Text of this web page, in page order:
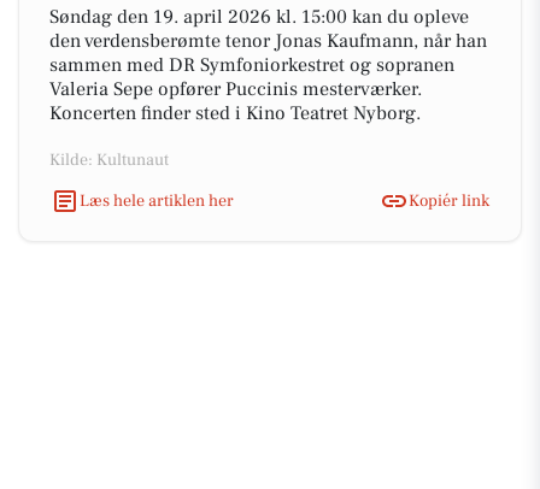
Søndag den 19. april 2026 kl. 15:00 kan du opleve
den verdensberømte tenor Jonas Kaufmann, når han
sammen med DR Symfoniorkestret og sopranen
Valeria Sepe opfører Puccinis mesterværker.
Koncerten finder sted i Kino Teatret Nyborg.
Kilde: Kultunaut
Læs hele artiklen her
Kopiér link